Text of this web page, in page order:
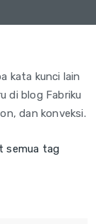
kata kunci lain
di blog Fabriku
dan konveksi.
semua tag